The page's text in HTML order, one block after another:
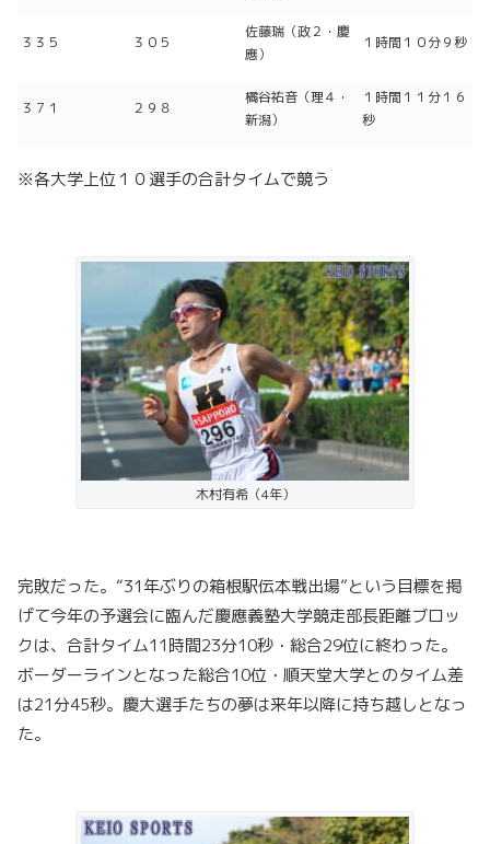
３３５ ３０５
佐藤瑞（政２・慶
應）
１時間１０分９秒
３７１ ２９８
橘谷祐音（理４・
新潟）
１時間１１分１６
秒
※各大学上位１０選手の合計タイムで競う
木村有希（4年）
完敗だった。“31年ぶりの箱根駅伝本戦出場”という目標を掲
げて今年の予選会に臨んだ慶應義塾大学競走部長距離ブロッ
クは、合計タイム11時間23分10秒・総合29位に終わった。
ボーダーラインとなった総合10位・順天堂大学とのタイム差
は21分45秒。慶大選手たちの夢は来年以降に持ち越しとなっ
た。